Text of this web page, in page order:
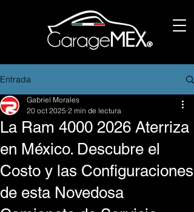
Entrada
La Ram 4000 2026 Aterriza
en México. Descubre el
Costo y las Configuraciones
de esta Novedosa
Gabriel Morales
20 oct 2025 2 min de lectura